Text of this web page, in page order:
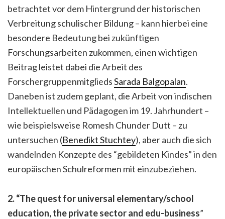
betrachtet vor dem Hintergrund der historischen
Verbreitung schulischer Bildung – kann hierbei eine
besondere Bedeutung bei zukünftigen
Forschungsarbeiten zukommen, einen wichtigen
Beitrag leistet dabei die Arbeit des
ForschergruppenmitgliedsSarada Balgopalan.
Daneben ist zudem geplant, die Arbeit von indischen
Intellektuellen und Pädagogen im 19. Jahrhundert –
wie beispielsweise Romesh Chunder Dutt – zu
untersuchen (Benedikt Stuchtey), aber auch die sich
wandelnden Konzepte des “gebildeten Kindes” in den
europäischen Schulreformen mit einzubeziehen.
2. “The quest for universal elementary/school
education, the private sector and edu-business”